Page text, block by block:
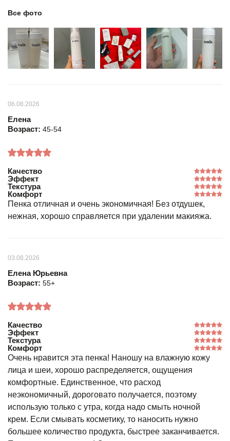
Все фото
06.08.2026
Елена
Возраст: 45-54
Качество
Эффект
Текстура
Комфорт
Пенка отличная и очень экономичная! Без отдушек,
нежная, хорошо справляется при удалении макияжа.
03.08.2026
Елена Юрьевна
Возраст: 55+
Качество
Эффект
Текстура
Комфорт
Очень нравится эта пенка! Наношу на влажную кожу
лица и шеи, хорошо распределяется, ощущения
комфортные. Единственное, что расход
неэкономичный, дороговато получается, поэтому
использую только с утра, когда надо смыть ночной
крем. Если смывать косметику, то наносить нужно
большее количество продукта, быстрее заканчивается.